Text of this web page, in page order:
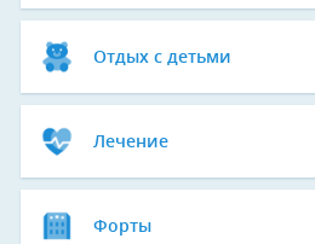
Отдых с детьми
Лечение
Форты